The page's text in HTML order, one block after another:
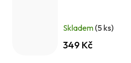
Skladem(5 ks)
349 Kč